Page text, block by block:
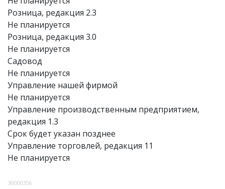
Розница, редакция 2.3
Не планируется
Розница, редакция 3.0
Не планируется
Садовод
Не планируется
Управление нашей фирмой
Не планируется
Управление производственным предприятием,
редакция 1.3
Срок будет указан позднее
Управление торговлей, редакция 11
Не планируется
30000356